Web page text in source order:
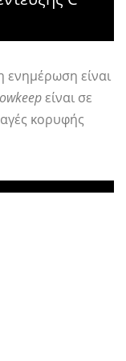
ενημέρωση είναι
είναι σε
κορυφής